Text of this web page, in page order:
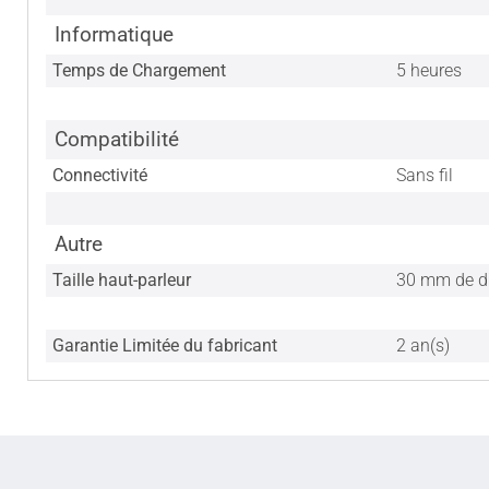
Informatique
Temps de Chargement 5 heures
Compatibilité
Connectivité Sans fil
Autre
Taille haut-parleur 30 mm de
Garantie Limitée du fabricant 2 an(s)